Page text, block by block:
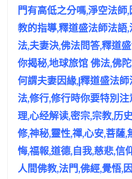
門有高低之分嗎,淨空法師
教的指導,釋道盛法師法語,
法,夫妻決,佛法問答,釋道
你揭秘,地球旅馆 佛法,佛
何謂夫妻因緣,|釋道盛法師
法,修行,修行時你要特別
理,心经解读,密宗,宗教,历
修,神秘,靈性,禪,心安,菩薩,
悔,福報,道德,自我,慈悲,信
人間佛教,法門,佛經,覺悟,